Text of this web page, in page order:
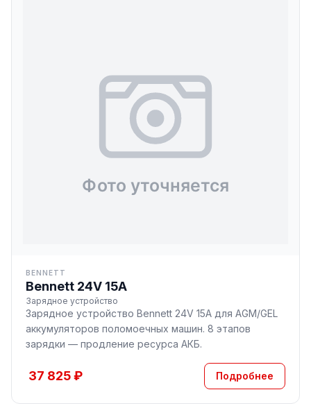
BENNETT
Bennett 24V 15A
Зарядное устройство
Зарядное устройство Bennett 24V 15A для AGM/GEL
аккумуляторов поломоечных машин. 8 этапов
зарядки — продление ресурса АКБ.
37 825 ₽ Подробнее